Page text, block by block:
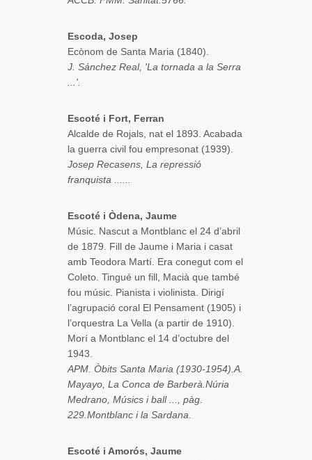
Escoda, Josep
Ecònom de Santa Maria (1840).
J. Sánchez Real, 'La tornada a la Serra
...'.
Escoté i Fort, Ferran
Alcalde de Rojals, nat el 1893. Acabada
la guerra civil fou empresonat (1939).
Josep Recasens, La repressió
franquista ......
Escoté i Òdena, Jaume
Músic. Nascut a Montblanc el 24 d’abril
de 1879. Fill de Jaume i Maria i casat
amb Teodora Martí. Era conegut com el
Coleto. Tingué un fill, Macià que també
fou músic. Pianista i violinista. Dirigí
l’agrupació coral El Pensament (1905) i
l’orquestra La Vella (a partir de 1910).
Morí a Montblanc el 14 d’octubre del
1943.
APM. Òbits Santa Maria (1930-1954).A.
Mayayo, La Conca de Barberà.Núria
Medrano, Músics i ball ..., pàg.
229.Montblanc i la Sardana.
Escoté i Amorós, Jaume